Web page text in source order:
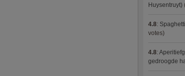
Huysentruyt)
4.8:
votes)
4.8:
gedroogde